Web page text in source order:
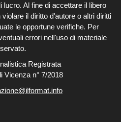
Al fine di accettare il libero
il diritto d'autore o altri diritti
le opportune verifiche. Per
errori nell'uso di materiale
Registrata
Vicenza n° 7/2018